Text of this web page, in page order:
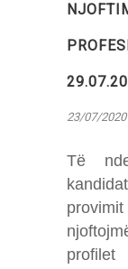
23/07/2020
Të